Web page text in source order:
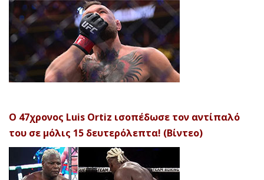
Ο 47χρονος Luis Ortiz ισοπέδωσε τον αντίπαλό
του σε μόλις 15 δευτερόλεπτα! (Βίντεο)